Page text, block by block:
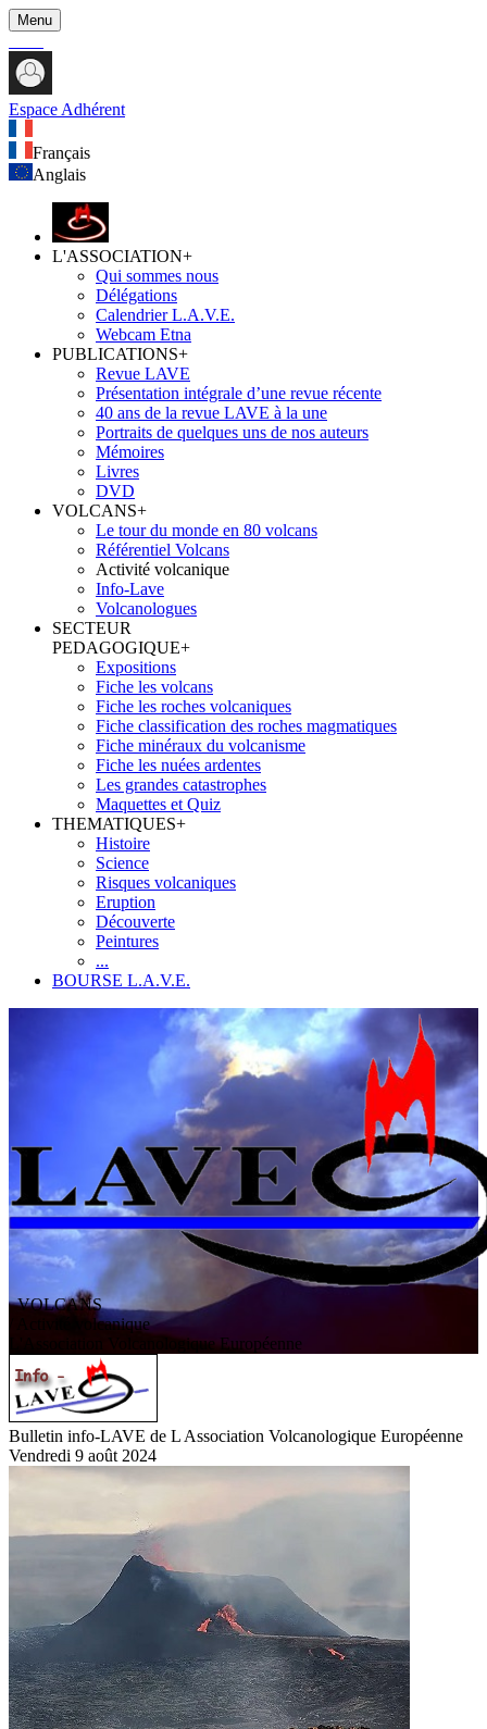
Menu
Espace Adhérent
Français
Anglais
L'ASSOCIATION+
Qui sommes nous
Délégations
Calendrier L.A.V.E.
Webcam Etna
PUBLICATIONS+
Revue LAVE
Présentation intégrale d’une revue récente
40 ans de la revue LAVE à la une
Portraits de quelques uns de nos auteurs
Mémoires
Livres
DVD
VOLCANS+
Le tour du monde en 80 volcans
Référentiel Volcans
Activité volcanique
Info-Lave
Volcanologues
SECTEUR
PEDAGOGIQUE+
Expositions
Fiche les volcans
Fiche les roches volcaniques
Fiche classification des roches magmatiques
Fiche minéraux du volcanisme
Fiche les nuées ardentes
Les grandes catastrophes
Maquettes et Quiz
THEMATIQUES+
Histoire
Science
Risques volcaniques
Eruption
Découverte
Peintures
...
BOURSE L.A.V.E.
VOLCANS
/ Activité volcanique
ssociation V olcanologiqueEuropéenne
Bulletin info-LAVE de L Association Volcanologique Européenne
Vendredi 9 août 2024